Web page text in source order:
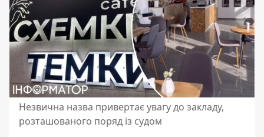
Незвична назва привертає увагу до закладу,
розташованого поряд із судом